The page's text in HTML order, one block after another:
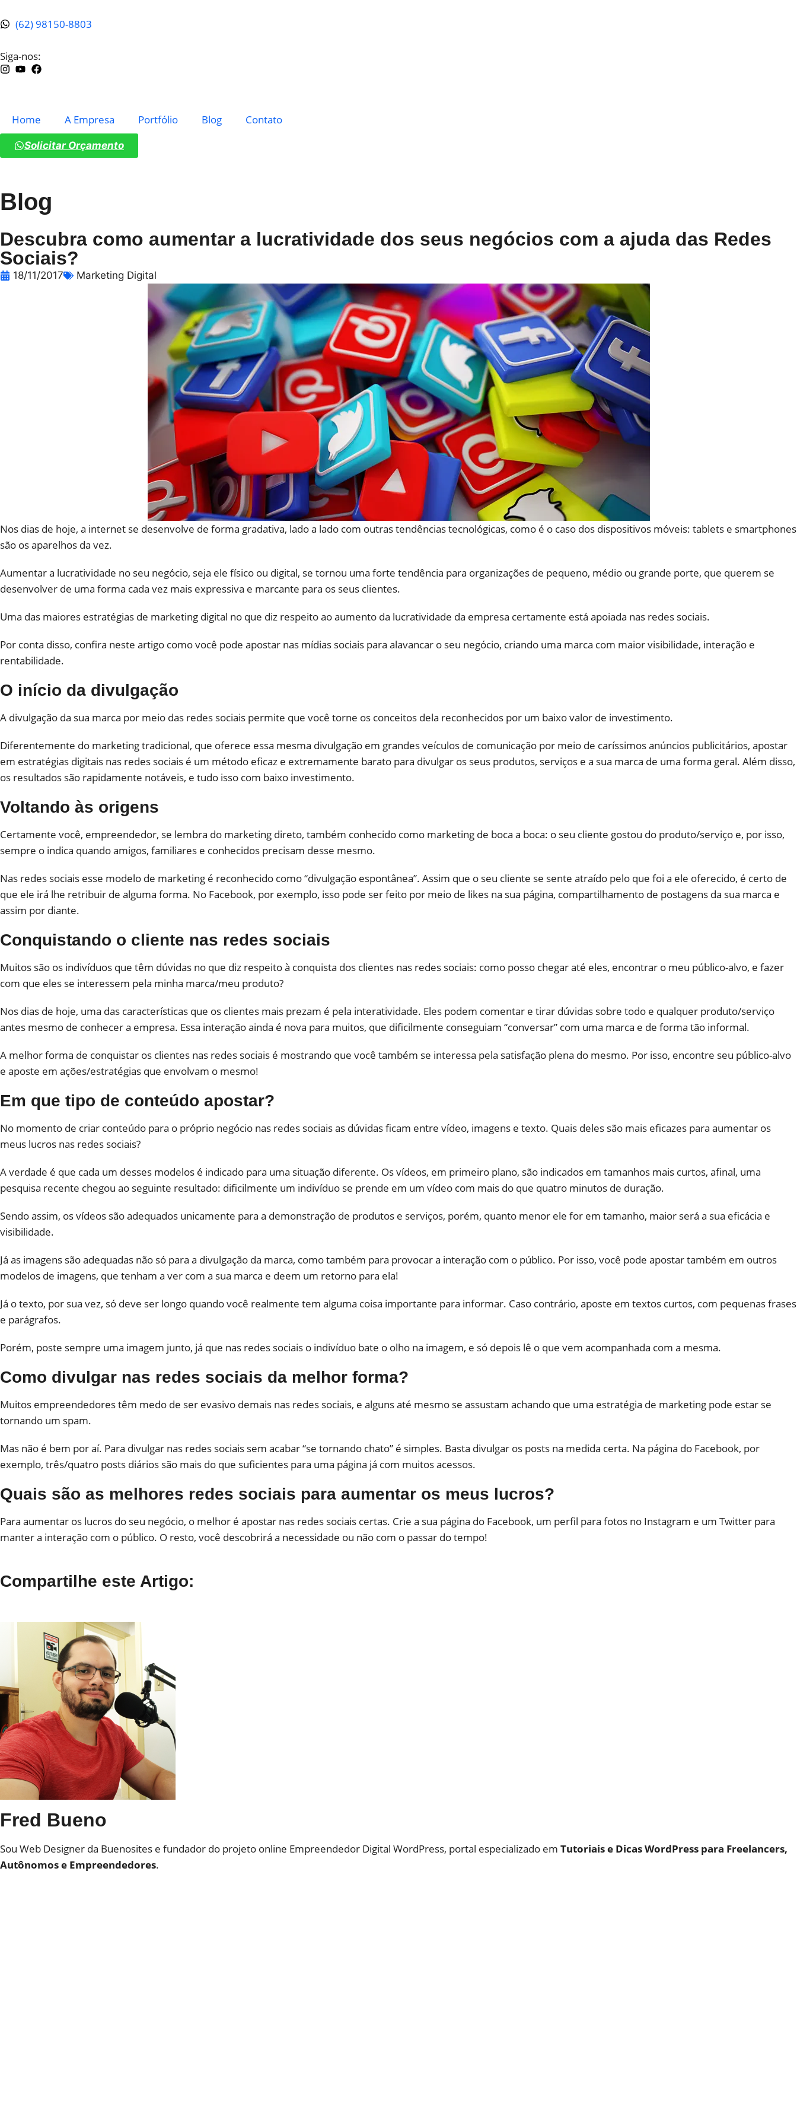
(62) 98150-8803
Siga-nos:
Home A Empresa Portfólio Blog Contato
Solicitar Orçamento
Blog
Descubra como aumentar a lucratividade dos seus negócios com a ajuda das Redes
Sociais?
18/11/2017 Marketing Digital
Nos dias de hoje, a internet se desenvolve de forma gradativa, lado a lado com outras tendências tecnológicas, como é o caso dos dispositivos móveis: tablets e smartphones
são os aparelhos da vez.
Aumentar a lucratividade no seu negócio, seja ele físico ou digital, se tornou uma forte tendência para organizações de pequeno, médio ou grande porte, que querem se
desenvolver de uma forma cada vez mais expressiva e marcante para os seus clientes.
Uma das maiores estratégias de marketing digital no que diz respeito ao aumento da lucratividade da empresa certamente está apoiada nas redes sociais.
Por conta disso, confira neste artigo como você pode apostar nas mídias sociais para alavancar o seu negócio, criando uma marca com maior visibilidade, interação e
rentabilidade.
O início da divulgação
A divulgação da sua marca por meio das redes sociais permite que você torne os conceitos dela reconhecidos por um baixo valor de investimento.
Diferentemente do marketing tradicional, que oferece essa mesma divulgação em grandes veículos de comunicação por meio de caríssimos anúncios publicitários, apostar
em estratégias digitais nas redes sociais é um método eficaz e extremamente barato para divulgar os seus produtos, serviços e a sua marca de uma forma geral. Além disso,
os resultados são rapidamente notáveis, e tudo isso com baixo investimento.
Voltando às origens
Certamente você, empreendedor, se lembra do marketing direto, também conhecido como marketing de boca a boca: o seu cliente gostou do produto/serviço e, por isso,
sempre o indica quando amigos, familiares e conhecidos precisam desse mesmo.
Nas redes sociais esse modelo de marketing é reconhecido como “divulgação espontânea”. Assim que o seu cliente se sente atraído pelo que foi a ele oferecido, é certo de
que ele irá lhe retribuir de alguma forma. No Facebook, por exemplo, isso pode ser feito por meio de likes na sua página, compartilhamento de postagens da sua marca e
assim por diante.
Conquistando o cliente nas redes sociais
Muitos são os indivíduos que têm dúvidas no que diz respeito à conquista dos clientes nas redes sociais: como posso chegar até eles, encontrar o meu público-alvo, e fazer
com que eles se interessem pela minha marca/meu produto?
Nos dias de hoje, uma das características que os clientes mais prezam é pela interatividade. Eles podem comentar e tirar dúvidas sobre todo e qualquer produto/serviço
antes mesmo de conhecer a empresa. Essa interação ainda é nova para muitos, que dificilmente conseguiam “conversar” com uma marca e de forma tão informal.
A melhor forma de conquistar os clientes nas redes sociais é mostrando que você também se interessa pela satisfação plena do mesmo. Por isso, encontre seu público-alvo
e aposte em ações/estratégias que envolvam o mesmo!
Em que tipo de conteúdo apostar?
No momento de criar conteúdo para o próprio negócio nas redes sociais as dúvidas ficam entre vídeo, imagens e texto. Quais deles são mais eficazes para aumentar os
meus lucros nas redes sociais?
A verdade é que cada um desses modelos é indicado para uma situação diferente. Os vídeos, em primeiro plano, são indicados em tamanhos mais curtos, afinal, uma
pesquisa recente chegou ao seguinte resultado: dificilmente um indivíduo se prende em um vídeo com mais do que quatro minutos de duração.
Sendo assim, os vídeos são adequados unicamente para a demonstração de produtos e serviços, porém, quanto menor ele for em tamanho, maior será a sua eficácia e
visibilidade.
Já as imagens são adequadas não só para a divulgação da marca, como também para provocar a interação com o público. Por isso, você pode apostar também em outros
modelos de imagens, que tenham a ver com a sua marca e deem um retorno para ela!
Já o texto, por sua vez, só deve ser longo quando você realmente tem alguma coisa importante para informar. Caso contrário, aposte em textos curtos, com pequenas frases
e parágrafos.
Porém, poste sempre uma imagem junto, já que nas redes sociais o indivíduo bate o olho na imagem, e só depois lê o que vem acompanhada com a mesma.
Como divulgar nas redes sociais da melhor forma?
Muitos empreendedores têm medo de ser evasivo demais nas redes sociais, e alguns até mesmo se assustam achando que uma estratégia de marketing pode estar se
tornando um spam.
Mas não é bem por aí. Para divulgar nas redes sociais sem acabar “se tornando chato” é simples. Basta divulgar os posts na medida certa. Na página do Facebook, por
exemplo, três/quatro posts diários são mais do que suficientes para uma página já com muitos acessos.
Quais são as melhores redes sociais para aumentar os meus lucros?
Para aumentar os lucros do seu negócio, o melhor é apostar nas redes sociais certas. Crie a sua página do Facebook, um perfil para fotos no Instagram e um Twitter para
manter a interação com o público. O resto, você descobrirá a necessidade ou não com o passar do tempo!
Compartilhe este Artigo:
Fred Bueno
Sou Web Designer da Buenosites e fundador do projeto online Empreendedor Digital WordPress, portal especializado em Tutoriais e Dicas WordPress para Freelancers,
Autônomos e Empreendedores.